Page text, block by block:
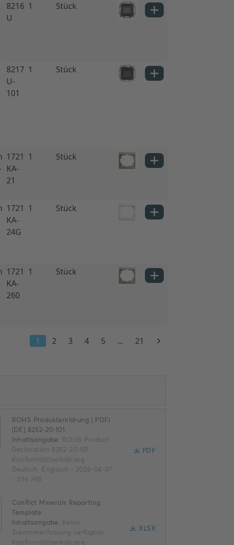
ROHS Produkterklärung (.PDF)
[DE] 8252-20-101
Inhaltsangabe: ROHS Product
Declaration 8252-20-101
Konformitätserklärung -
Deutsch, Englisch - 2026-04-07
- 0,16 MB
PDF
Conflict Minerals Reporting
Template
Inhaltsangabe: Keine
Zusammenfassung verfügbar
Konformitätserklärung -
XLSX